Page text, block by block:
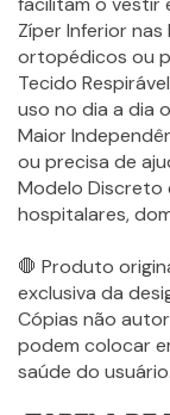
Zíper Inferior
ortopédicos ou
Tecido
uso no dia a dia
Maior
ou precisa de
Modelo Discreto
hospitalares,
🛑 Produto
exclusiva da
Cópias não
podem colocar
saúde do usuário.